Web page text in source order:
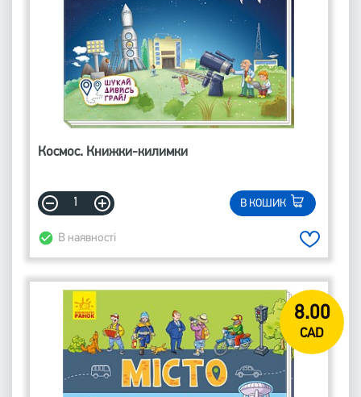
Космос. Книжки-килимки
В КОШИК
В наявності
8.00
CAD